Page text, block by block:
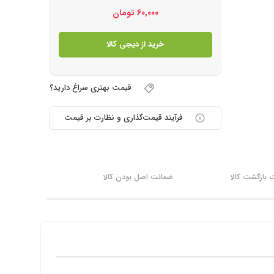
60,000 تومان
خرید از دیجی کالا
قیمت بهتری سراغ دارید؟
فرآیند قیمت‌گذاری و نظارت بر قیمت
کالا ضمانت اصل بودن کالا